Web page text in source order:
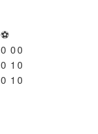
⚽
0 00
0 1 0
0 1 0